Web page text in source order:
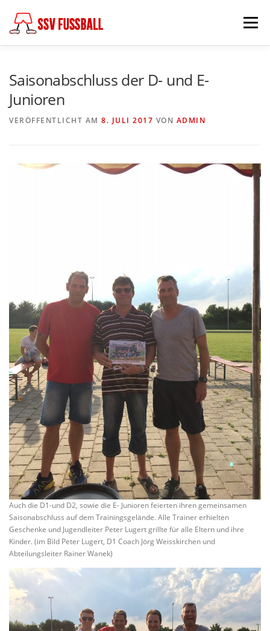
Inhalt
springen
Menü
Saisonabschluss der D- und E-
Junioren
VERÖFFENTLICHT AM 8. JULI 2017 VON ADMIN
Auch die D1-und D2, sowie die E- Junioren feierten ihren gemeinsamen
Saisonabschluss auf dem Trainingsgelände. Alle Trainer erhielten
Geschenke und Jugendleiter Peter Lugert grillte für alle Eltern und ihre
Kinder. (im Bild Peter Lugert, D1 Coach Jörg Weisskirchen und
Abteilungsleiter Rainer Wanek)